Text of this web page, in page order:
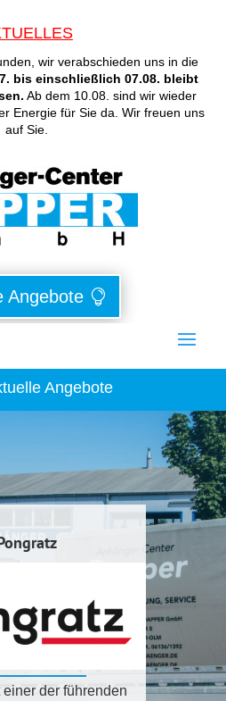
wir verabschieden uns in die
bis einschließlich 07.08. bleibt
Ab dem 10.08. sind wir wieder
Energie für Sie da. Wir freuen uns
auf Sie.
Angebote
Angebote
einer der führenden